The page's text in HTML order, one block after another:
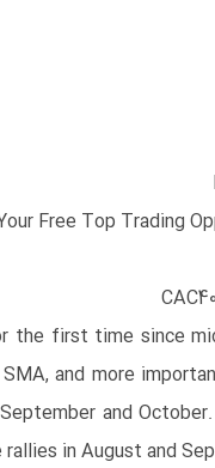
Free Top Trading
CAC40
the first time since
and more
and
in August and